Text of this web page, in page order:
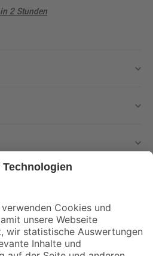
2 Stunden
und Aktionen mehr verpassen!